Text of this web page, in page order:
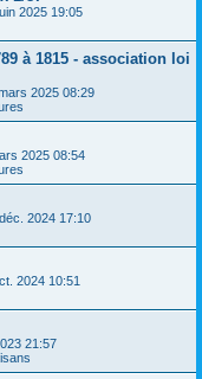
2025 19:05
à 1815 - association loi
2025 08:29
2025 08:54
2024 17:10
2024 10:51
21:57